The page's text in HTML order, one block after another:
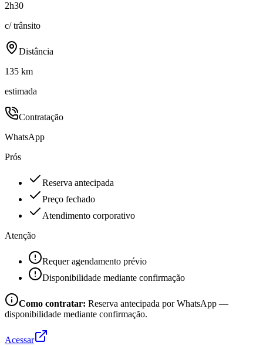
2h30
c/ trânsito
Distância
135 km
estimada
Contratação
WhatsApp
Prós
Reserva antecipada
Preço fechado
Atendimento corporativo
Atenção
Requer agendamento prévio
Disponibilidade mediante confirmação
Como contratar: Reserva antecipada por WhatsApp —
disponibilidade mediante confirmação.
Acessar